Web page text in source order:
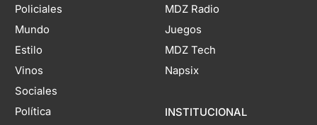
Policiales
Mundo
Estilo
Vinos
Sociales
Política
MDZ Radio
Juegos
MDZ Tech
Napsix
INSTITUCIONAL